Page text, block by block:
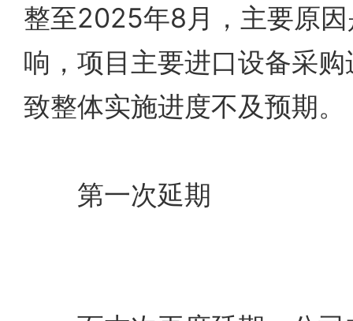
整至2025年8月，主要原
响，项目主要进口设备采
致整体实施进度不及预期。
第一次延期